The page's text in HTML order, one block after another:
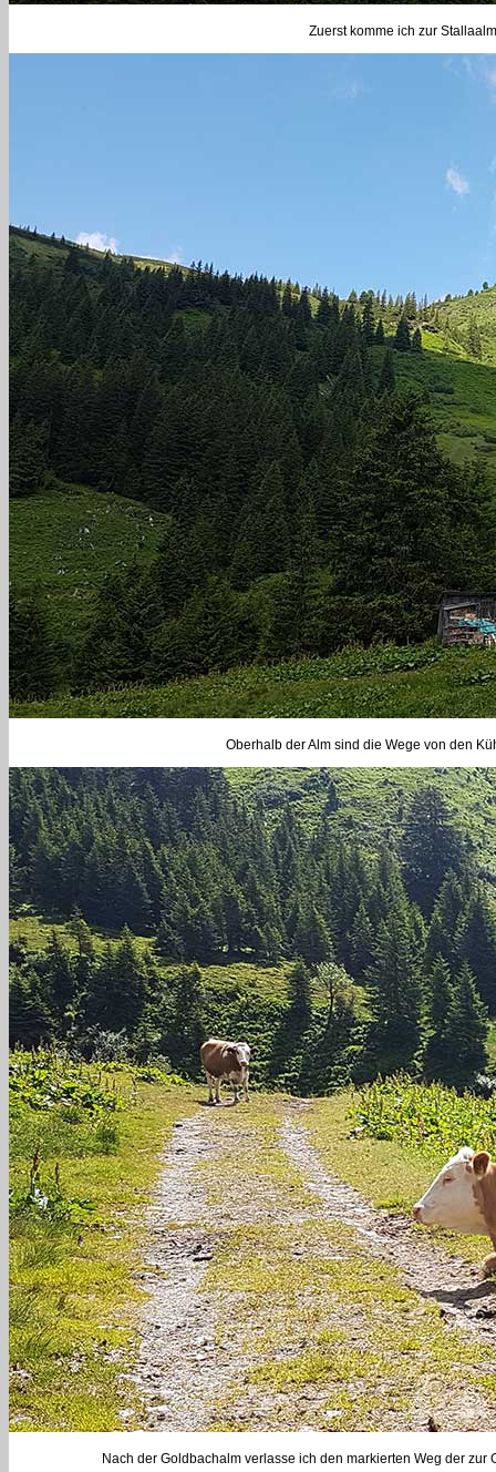
Zuerst komme ich zur
Oberhalb der Alm sind die Wege von den
Nach der Goldbachalm verlasse ich den markierten Weg der